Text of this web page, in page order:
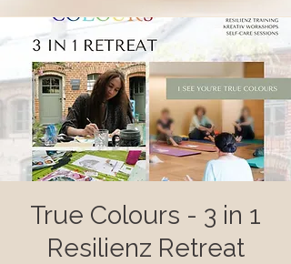
True Colours - 3 in 1
Resilienz Retreat